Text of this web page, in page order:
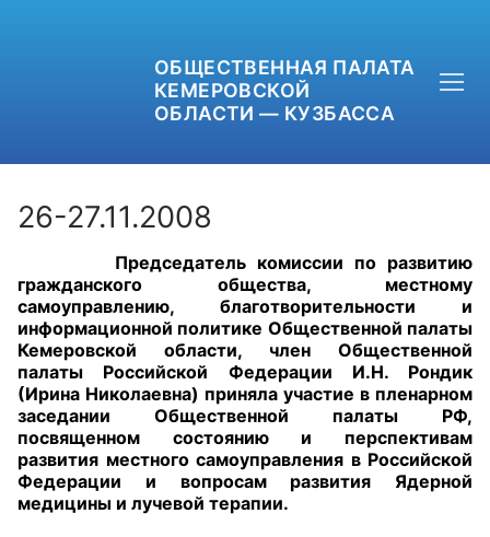
ОБЩЕСТВЕННАЯ ПАЛАТА
КЕМЕРОВСКОЙ
ОБЛАСТИ — КУЗБАССА
+7 (3842) 58-82-40
OPKO42@BK.RU
ОБРАТНАЯ СВЯЗЬ
26-27.11.2008
Председатель комиссии по развитию
гражданского общества, местному
самоуправлению, благотворительности и
информационной политике Общественной палаты
Кемеровской области, член Общественной
палаты Российской Федерации И.Н. Рондик
(Ирина Николаевна) приняла участие в пленарном
заседании Общественной палаты РФ,
посвященном состоянию и перспективам
развития местного самоуправления в Российской
Федерации и вопросам развития Ядерной
медицины и лучевой терапии.